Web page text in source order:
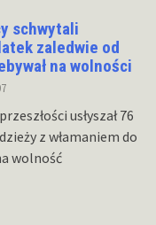
schwytali
zaledwie od
na wolności
usłyszał 76
z włamaniem do
wolność